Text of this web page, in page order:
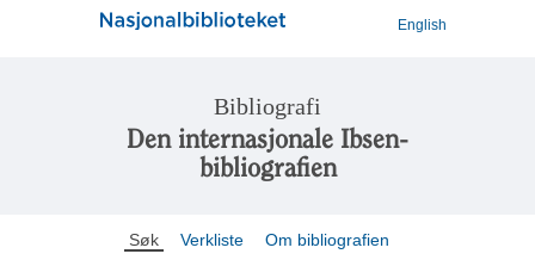
English
Bibliografi
Den internasjonale Ibsen-
bibliografien
Søk Verkliste Om bibliografien